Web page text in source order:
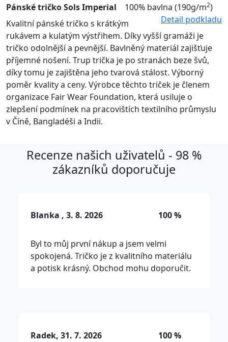
Pánské tričko Sols Imperial 100% bavlna (190g/m2)
Detail podkladu
Kvalitní pánské tričko s krátkým
rukávem a kulatým výstřihem. Díky vyšší gramáži je
tričko odolnější a pevnější. Bavlněný materiál zajišťuje
příjemné nošení. Trup trička je po stranách beze švů,
díky tomu je zajištěna jeho tvarová stálost. Výborný
poměr kvality a ceny. Výrobce těchto triček je členem
organizace Fair Wear Foundation, která usiluje o
zlepšení podmínek na pracovištích textilního průmyslu
v Číně, Bangladéši a Indii.
Recenze našich uživatelů - 98 %
zákazníků doporučuje
Blanka , 3. 8. 2026 100 %
Byl to můj první nákup a jsem velmi
spokojená. Tričko je z kvalitního materiálu
a potisk krásný. Obchod mohu doporučit.
Radek, 31. 7. 2026 100 %